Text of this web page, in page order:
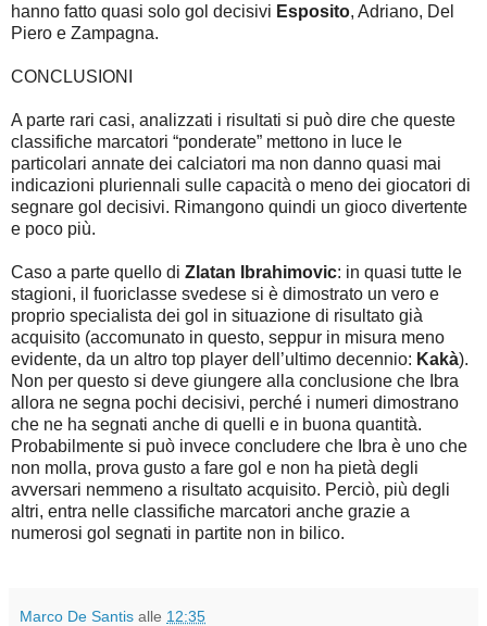
hanno fatto quasi solo gol decisivi Esposito, Adriano, Del
Piero e Zampagna.
CONCLUSIONI
A parte rari casi, analizzati i risultati si può dire che queste
classifiche marcatori “ponderate” mettono in luce le
particolari annate dei calciatori ma non danno quasi mai
indicazioni pluriennali sulle capacità o meno dei giocatori di
segnare gol decisivi. Rimangono quindi un gioco divertente
e poco più.
Caso a parte quello di Zlatan Ibrahimovic: in quasi tutte le
stagioni, il fuoriclasse svedese si è dimostrato un vero e
proprio specialista dei gol in situazione di risultato già
acquisito (accomunato in questo, seppur in misura meno
evidente, da un altro top player dell’ultimo decennio: Kakà).
Non per questo si deve giungere alla conclusione che Ibra
allora ne segna pochi decisivi, perché i numeri dimostrano
che ne ha segnati anche di quelli e in buona quantità.
Probabilmente si può invece concludere che Ibra è uno che
non molla, prova gusto a fare gol e non ha pietà degli
avversari nemmeno a risultato acquisito. Perciò, più degli
altri, entra nelle classifiche marcatori anche grazie a
numerosi gol segnati in partite non in bilico.
Marco De Santis alle 12:35